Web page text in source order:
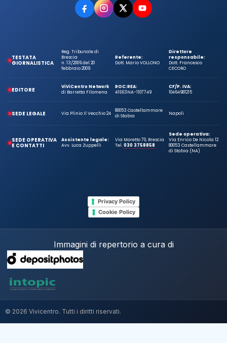
TESTATA
GIORNALISTICA
Reg. Tribunale di
Brescia
n. 13/2009 del 20
febbraio 2009
Referente:
Dott. Mario VOLLONO
Direttore
responsabile:
Dott. Francesco
CECORO
EDITORE
ViViCentro Network
di Barretta Filomena
ROC:
41663
REA:
NA-1107749
CF/P. IVA:
10464981215
SEDE LEGALE Via Plinio Il Vecchio 24
80053 Castellammare
di Stabia
Napoli
SEDE OPERATIVA
E CONTATTI
Assistente legale:
Avv. Luca Zuppelli
Via Moretto 70, Brescia
Tel.030 3758858
Sede operativa:
Via Enrico De Nicola 12
80053 Castellammare
di Stabia (NA)
Privacy Policy
Cookie Policy
Immagini di repertorio a cura di
© 2026 Vivicentro. Tutti i diritti riservati.